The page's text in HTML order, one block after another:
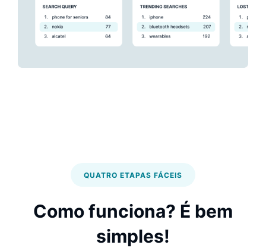
QUATRO ETAPAS FÁCEIS
Como funciona? É bem
simples!